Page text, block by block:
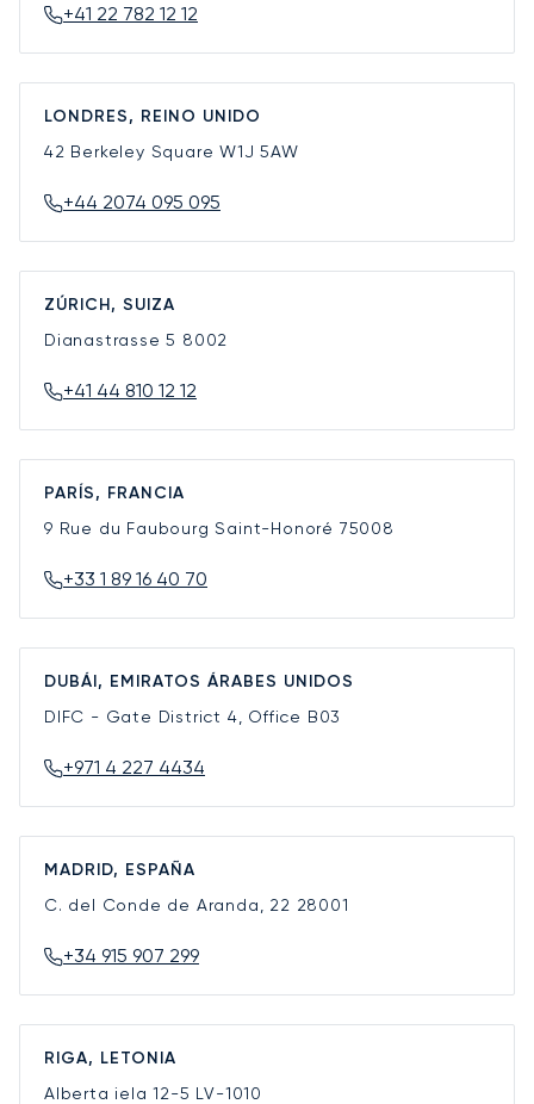
+41 22 782 12 12
LONDRES, REINO UNIDO
42 Berkeley SquareW1J 5AW
+44 2074 095 095
ZÚRICH, SUIZA
Dianastrasse 5 8002
+41 44 810 12 12
PARÍS, FRANCIA
9 Rue du Faubourg Saint-Honoré 75008
+33 1 89 16 40 70
DUBÁI, EMIRATOS ÁRABES UNIDOS
DIFC - Gate District 4, Office B03
+971 4 227 4434
MADRID, ESPAÑA
C. del Conde de Aranda, 22 28001
+34 915 907 299
RIGA, LETONIA
Alberta iela 12-5 LV-1010